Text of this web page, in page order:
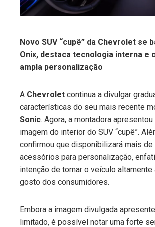
Novo SUV “cupê” da Chevrolet se
Onix, destaca tecnologia interna e
ampla personalização
A Chevrolet continua a divulgar
características do seu mais recente
Sonic. Agora, a montadora
imagem do interior do SUV “cupê”.
confirmou que disponibilizará mais de
acessórios para personalização,
intenção de tornar o veículo altamente
gosto dos consumidores.
Embora a imagem divulgada
limitado, é possível notar uma forte